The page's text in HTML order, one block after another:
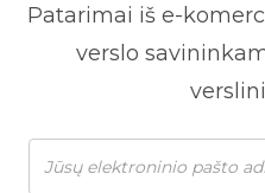
Patarimai iš e-
verslo